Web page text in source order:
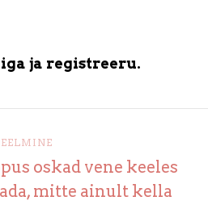
ja registreeru.
EELMINE
oskad vene keeles
mitte ainult kella